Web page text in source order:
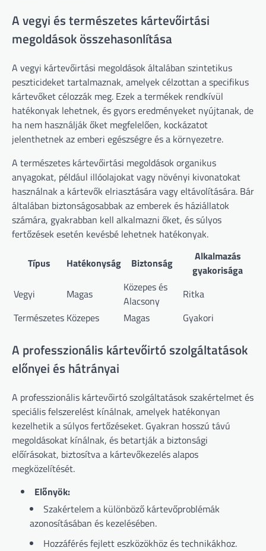
A vegyi és természetes kártevőirtási
megoldások összehasonlítása
A vegyi kártevőirtási megoldások általában szintetikus
peszticideket tartalmaznak, amelyek célzottan a specifikus
kártevőket célozzák meg. Ezek a termékek rendkívül
hatékonyak lehetnek, és gyors eredményeket nyújtanak, de
ha nem használják őket megfelelően, kockázatot
jelenthetnek az emberi egészségre és a környezetre.
A természetes kártevőirtási megoldások organikus
anyagokat, például illóolajokat vagy növényi kivonatokat
használnak a kártevők elriasztására vagy eltávolítására. Bár
általában biztonságosabbak az emberek és háziállatok
számára, gyakrabban kell alkalmazni őket, és súlyos
fertőzések esetén kevésbé lehetnek hatékonyak.
Típus Hatékonyság Biztonság
Alkalmazás
gyakorisága
Vegyi
Magas
Közepes és
Alacsony
Ritka
Természetes Közepes Magas Gyakori
A professzionális kártevőirtó szolgáltatások
előnyei és hátrányai
A professzionális kártevőirtó szolgáltatások szakértelmet és
speciális felszerelést kínálnak, amelyek hatékonyan
kezelhetik a súlyos fertőzéseket. Gyakran hosszú távú
megoldásokat kínálnak, és betartják a biztonsági
előírásokat, biztosítva a kártevőkezelés alapos
megközelítését.
Előnyök:
Szakértelem a különböző kártevőproblémák
azonosításában és kezelésében.
Hozzáférés fejlett eszközökhöz és technikákhoz.